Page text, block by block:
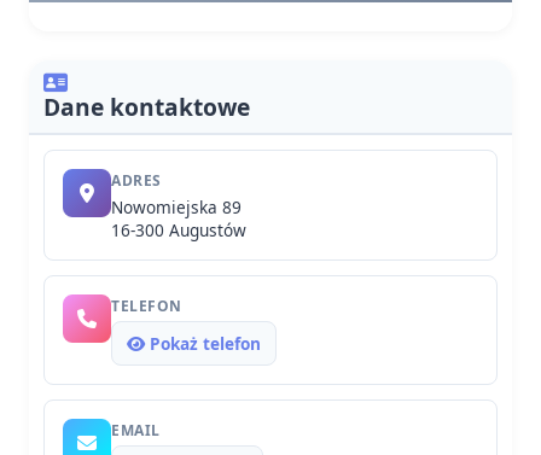
Dane kontaktowe
ADRES
Nowomiejska 89
16-300 Augustów
TELEFON
Pokaż telefon
EMAIL